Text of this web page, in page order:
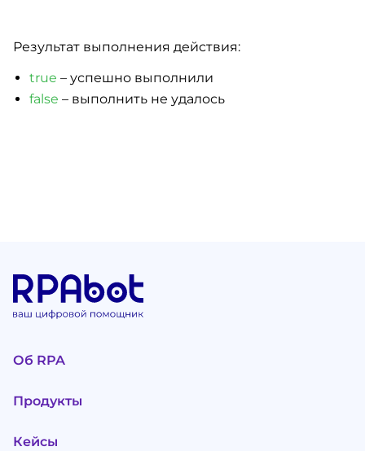
Результат выполнения действия:
true – успешно выполнили
false – выполнить не удалось
Об RPA
Продукты
Кейсы